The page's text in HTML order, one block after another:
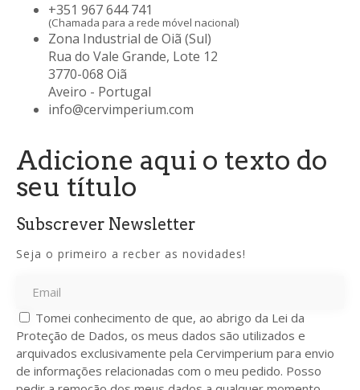
+351 967 644 741
(Chamada para a rede móvel nacional)
Zona Industrial de Oiã (Sul)
Rua do Vale Grande, Lote 12
3770-068 Oiã
Aveiro - Portugal
info@cervimperium.com
Adicione aqui o texto do
seu título
Subscrever Newsletter
Seja o primeiro a recber as novidades!
Tomei conhecimento de que, ao abrigo da Lei da
Proteção de Dados, os meus dados são utilizados e
arquivados exclusivamente pela Cervimperium para envio
de informações relacionadas com o meu pedido. Posso